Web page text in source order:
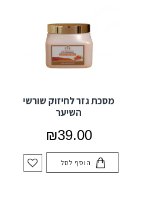
מסכת גזר לחיזוק שורשי
השיער
₪39.00
הוסף לסל